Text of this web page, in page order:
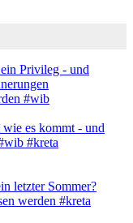
Privileg - und
#wib
es kommt - und
#kreta
letzter Sommer?
werden #kreta